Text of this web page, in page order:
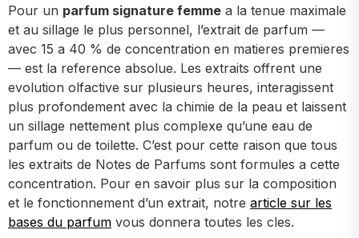
Pour un parfum signature femme a la tenue maximale
et au sillage le plus personnel, l’extrait de parfum —
avec 15 a 40 % de concentration en matieres premieres
— est la reference absolue. Les extraits offrent une
evolution olfactive sur plusieurs heures, interagissent
plus profondement avec la chimie de la peau et laissent
un sillage nettement plus complexe qu’une eau de
parfum ou de toilette. C’est pour cette raison que tous
les extraits de Notes de Parfums sont formules a cette
concentration. Pour en savoir plus sur la composition
et le fonctionnement d’un extrait, notre article sur les
bases du parfum vous donnera toutes les cles.